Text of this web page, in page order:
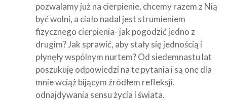
pozwalamy już na cierpienie, chcemy razem z Nią
być wolni, a ciało nadal jest strumieniem
fizycznego cierpienia- jak pogodzić jedno z
drugim? Jak sprawić, aby stały się jednością i
płynęły wspólnym nurtem? Od siedemnastu lat
poszukuję odpowiedzi na te pytania i są one dla
mnie wciąż bijącym źródłem refleksji,
odnajdywania sensu życia i świata.